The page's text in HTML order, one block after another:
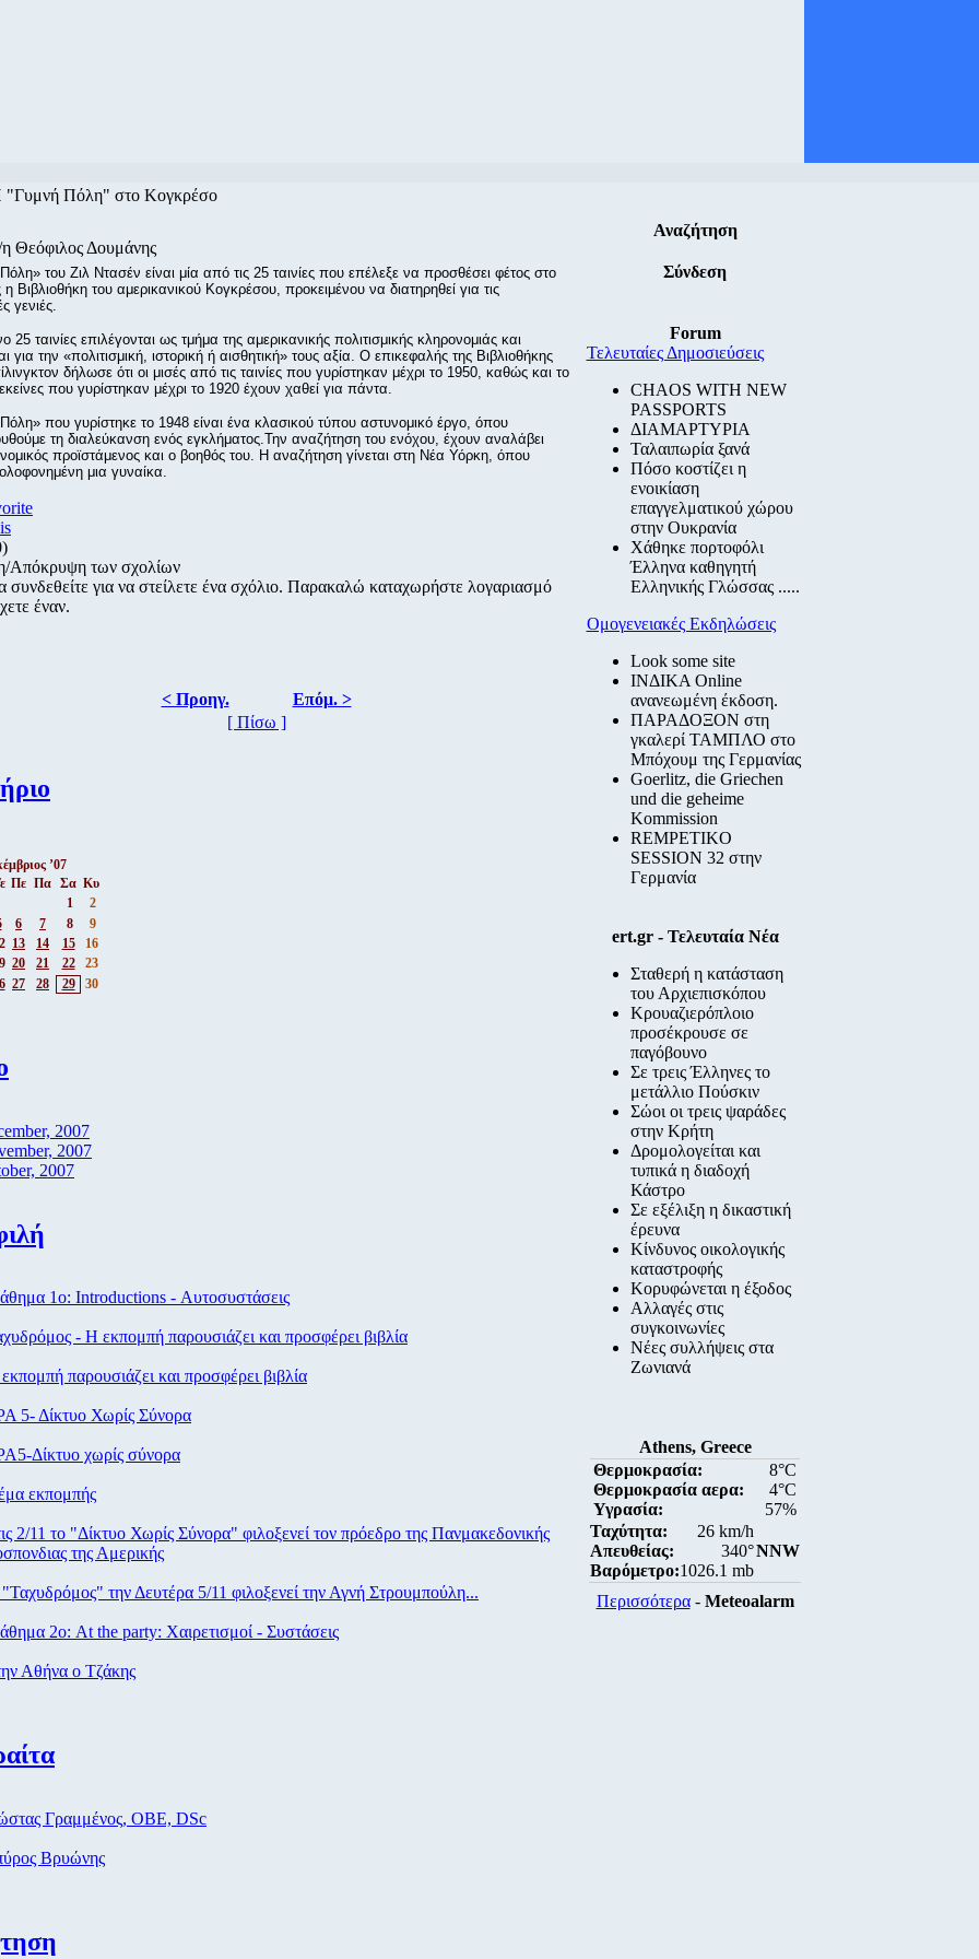
"Γυμνή Πόλη" στο Κογκρέσο
Θεόφιλος Δουμάνης
του Ζιλ Ντασέν είναι μία από τις 25 ταινίες που επέλεξε να προσθέσει φέτος στο
η Βιβλιοθήκη του αμερικανικού Κογκρέσου, προκειμένου να διατηρηθεί για τις
γενιές.
25 ταινίες επιλέγονται ως τμήμα της αμερικανικής πολιτισμικής κληρονομιάς και
για την «πολιτισμική, ιστορική ή αισθητική» τους αξία. Ο επικεφαλής της Βιβλιοθήκης
δήλωσε ότι οι μισές από τις ταινίες που γυρίστηκαν μέχρι το 1950, καθώς και το
που γυρίστηκαν μέχρι το 1920 έχουν χαθεί για πάντα.
που γυρίστηκε το 1948 είναι ένα κλασικού τύπου αστυνομικό έργο, όπου
τη διαλεύκανση ενός εγκλήματος.Την αναζήτηση του ενόχου, έχουν αναλάβει
προϊστάμενος και ο βοηθός του. Η αναζήτηση γίνεται στη Νέα Υόρκη, όπου
μια γυναίκα.
Απόκρυψη των σχολίων
συνδεθείτε για να στείλετε ένα σχόλιο. Παρακαλώ καταχωρήστε λογαριασμό
έναν.
< Προηγ.
Επόμ. >
[ Πίσω ]
’07
Πε Πα Σα Κυ
1
2
6 7 8
9
13 14 15
16
20 21 22
23
27 28 29
30
2007
2007
2007
1ο: Introductions - Αυτοσυστάσεις
- Η εκπομπή παρουσιάζει και προσφέρει βιβλία
παρουσιάζει και προσφέρει βιβλία
5- Δίκτυο Χωρίς Σύνορα
Δίκτυο χωρίς σύνορα
εκπομπής
2/11 το "Δίκτυο Χωρίς Σύνορα" φιλοξενεί τον πρόεδρο της Πανμακεδονικής
της Αμερικής
την Δευτέρα 5/11 φιλοξενεί την Αγνή Στρουμπούλη...
2ο: At the party: Χαιρετισμοί - Συστάσεις
Αθήνα ο Τζάκης
Γραμμένος, ΟΒΕ, DSc
Βρυώνης
Αναζήτηση
Σύνδεση
Forum
Τελευταίες Δημοσιεύσεις
CHAOS WITH NEW
PASSPORTS
ΔΙΑΜΑΡΤΥΡΙΑ
Ταλαιπωρία ξανά
Πόσο κοστίζει η
ενοικίαση
επαγγελματικού χώρου
στην Ουκρανία
Χάθηκε πορτοφόλι
Έλληνα καθηγητή
Ελληνικής Γλώσσας .....
Ομογενειακές Εκδηλώσεις
Look some site
ΙΝΔΙΚΑ Online
ανανεωμένη έκδοση.
ΠΑΡΑΔΟΞΟΝ στη
γκαλερί ΤΑΜΠΛΟ στο
Μπόχουμ της Γερμανίας
Goerlitz, die Griechen
und die geheime
Kommission
REMPETIKO
SESSION 32 στην
Γερμανία
ert.gr - Τελευταία Νέα
Σταθερή η κατάσταση
του Αρχιεπισκόπου
Κρουαζιερόπλοιο
προσέκρουσε σε
παγόβουνο
Σε τρεις Έλληνες το
μετάλλιο Πούσκιν
Σώοι οι τρεις ψαράδες
στην Κρήτη
Δρομολογείται και
τυπικά η διαδοχή
Κάστρο
Σε εξέλιξη η δικαστική
έρευνα
Κίνδυνος οικολογικής
καταστροφής
Κορυφώνεται η έξοδος
Αλλαγές στις
συγκοινωνίες
Νέες συλλήψεις στα
Ζωνιανά
Athens, Greece
Θερμοκρασία:
8°C
Θερμοκρασία αερα:
4°C
Υγρασία:
57%
Ταχύτητα:
26 km/h
Απευθείας:
340°
Βαρόμετρο:1026.1 mb
NNW
Περισσότερα- Meteoalarm